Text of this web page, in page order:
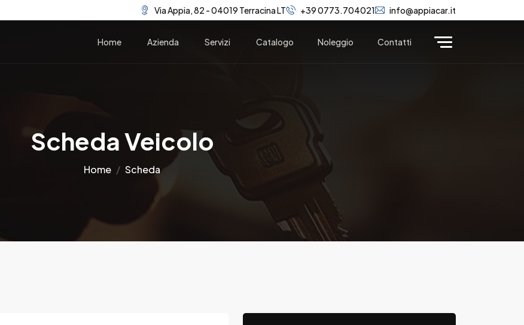
Via Appia, 82 - 04019 Terracina LT +39 0773.704021 info@appiacar.it
Home Azienda Servizi Catalogo Noleggio Contatti
Scheda Veicolo
Home Scheda